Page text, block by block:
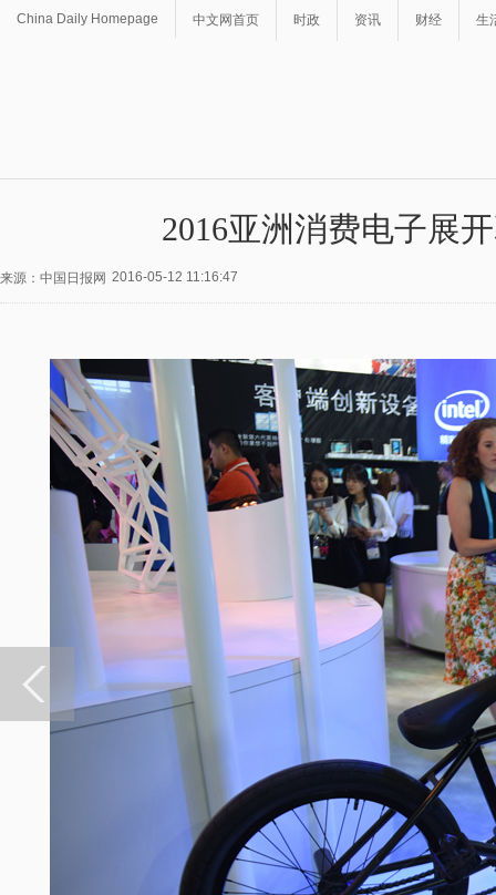
China Daily Homepage 中文网首页 时政 资讯 财经 生
2016亚洲消费电子展
来源：中国日报网 2016-05-12 11:16:47